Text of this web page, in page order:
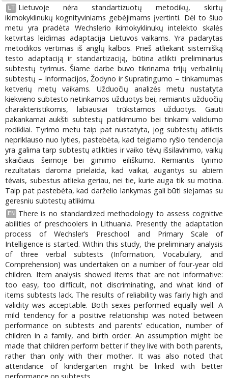
LT
Lietuvoje nėra standartizuotų metodikų, skirtų
ikimokyklinukų kognityviniams gebėjimams įvertinti. Dėl to šiuo
metu yra pradėta Wechslerio ikimokyklinukų intelekto skalės
ketvirtas leidimas adaptacija Lietuvos vaikams. Yra padarytas
metodikos vertimas iš anglų kalbos. Prieš atliekant sistemišką
testo adaptaciją ir standartizaciją, būtina atlikti preliminarius
subtestų tyrimus. Šiame darbe buvo tikrinama trijų verbalinių
subtestų – Informacijos, Žodyno ir Supratingumo – tinkamumas
ketverių metų vaikams. Užduočių analizės metu nustatyta
kiekvieno subtesto netinkamos užduotys bei, remiantis užduočių
charakteristikomis, labiausiai trūkstamos užduotys. Gauti
pakankamai aukšti subtestų patikimumo bei tinkami validumo
rodikliai. Tyrimo metu taip pat nustatyta, jog subtestų atliktis
nepriklauso nuo lyties, pastebėta, kad teigiamo ryšio tendencija
yra galima tarp subtestų atlikties ir vaiko tėvų išsilavinimo, vaikų
skaičiaus šeimoje bei gimimo eiliškumo. Remiantis tyrimo
rezultatais daroma prielaida, kad vaikai, augantys su abiem
tėvais, subestus atlieka geriau, nei tie, kurie auga tik su motina.
Taip pat pastebėta, kad darželio lankymas gali būti siejamas su
geresniu subtestų atlikimu.
EN
There is no standardized methodology to assess cognitive
abilities of preschoolers in Lithuania. Presently the adaptation
process of Wechsler’s Preschool and Primary Scale of
Intelligence is started. Within this study, the preliminary analysis
of three verbal subtests (Information, Vocabulary, and
Comprehension) was undertaken on a number of four-year old
children. Item analysis showed items that are not informative:
too easy, too difficult, not discriminating, and what kind of
items subtests lack. The results of reliability was fairly high and
validity was acceptable. Both sexes performed equally well. A
mild tendency for a positive relationship was noted between
performance on subtests and parents’ education, number of
children in a family, and birth order. An assumption might be
made that children perform better if they live with both parents,
rather than only with their mother. It was also noted that
attendance of kindergarten might be linked with better